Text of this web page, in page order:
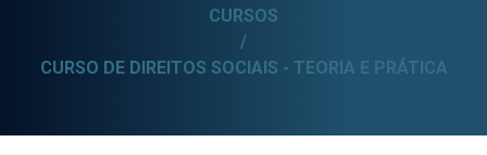
CURSOS
/
CURSO DE DIREITOS SOCIAIS - TEORIA E PRÁTICA